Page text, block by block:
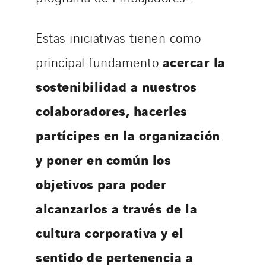
Estas iniciativas tienen como
principal fundamento acercar la
sostenibilidad a nuestros
colaboradores, hacerles
partícipes en la organización
y poner en común los
objetivos para poder
alcanzarlos a través de la
cultura corporativa y el
sentido de pertenencia a